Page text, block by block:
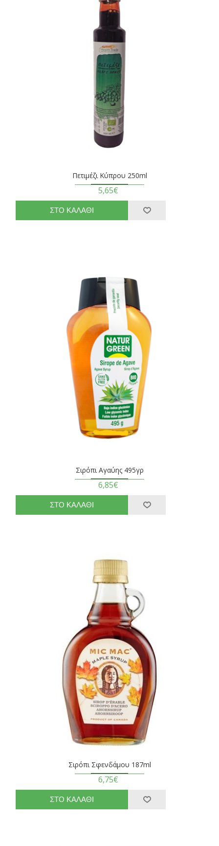
Πετιμέζι Κύπρου 250ml
5,65€
Σιρόπι Αγαύης 495γρ
6,85€
Σιρόπι Σφενδάμου 187ml
6,75€